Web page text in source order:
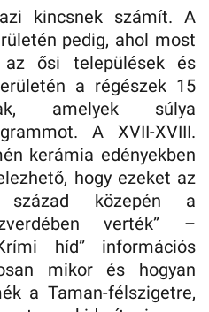
kincsnek számít. A
pedig, ahol most
ősi települések és
a régészek 15
amelyek súlya
A XVII-XVIII.
kerámia edényekben
hogy ezeket az
közepén a
verték” –
híd” információs
mikor és hogyan
a Taman-félszigetre,